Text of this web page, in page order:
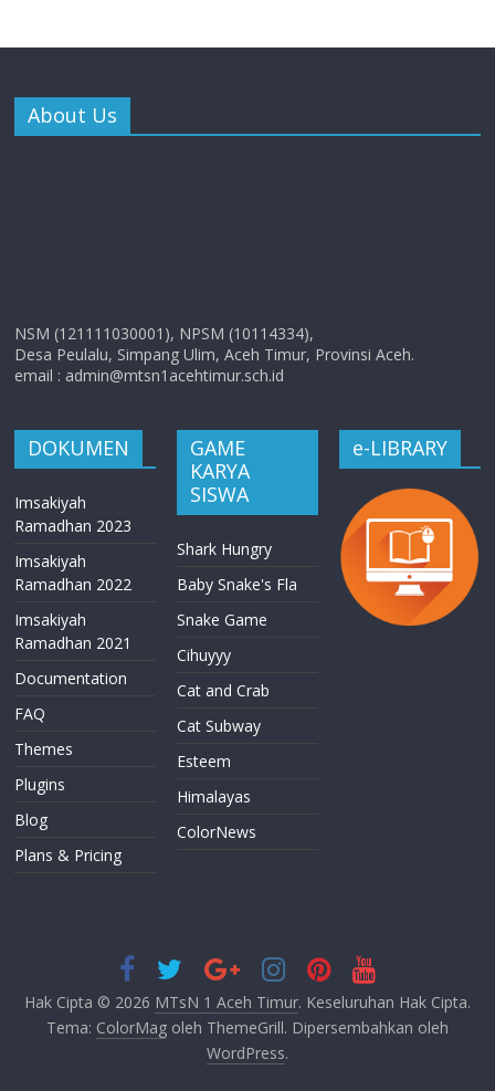
About Us
NSM (121111030001), NPSM (10114334),
Desa Peulalu, Simpang Ulim, Aceh Timur, Provinsi Aceh.
email : admin@mtsn1acehtimur.sch.id
DOKUMEN
Imsakiyah
Ramadhan 2023
Imsakiyah
Ramadhan 2022
Imsakiyah
Ramadhan 2021
Documentation
FAQ
Themes
Plugins
Blog
Plans & Pricing
GAME
KARYA
SISWA
Shark Hungry
Baby Snake's Fla
Snake Game
Cihuyyy
Cat and Crab
Cat Subway
Esteem
Himalayas
ColorNews
e-LIBRARY
Hak Cipta © 2026 MTsN 1 Aceh Timur. Keseluruhan Hak Cipta.
Tema: ColorMagoleh ThemeGrill. Dipersembahkan oleh
WordPress.